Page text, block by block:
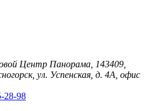
Центр Панорама, 143409,
ул. Успенская, д. 4А, офис
28-98